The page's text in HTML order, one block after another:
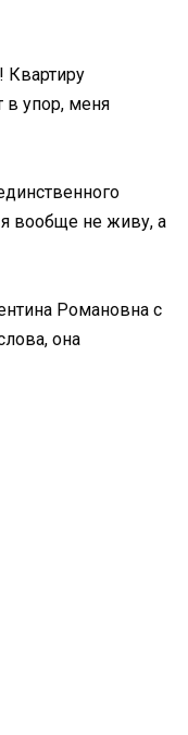
Квартиру
в упор, меня
вообще не живу, а
Романовна с
она